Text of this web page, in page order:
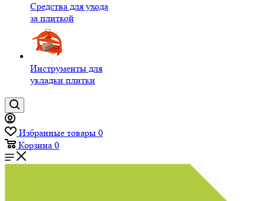
Средства для ухода
за плиткой
Инструменты для
укладки плитки
Избранные товары 0
Корзина 0